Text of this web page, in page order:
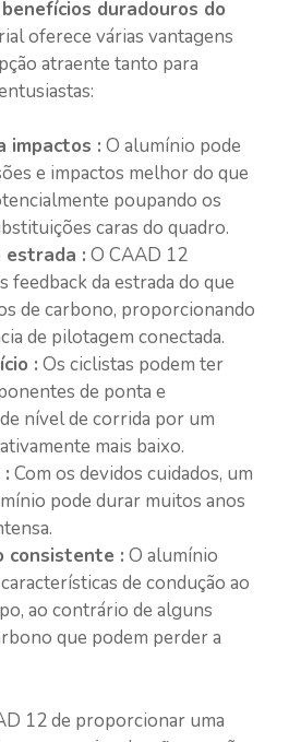
benefícios duradouros do
oferece várias vantagens
atraente tanto para
impactos : O alumínio pode
e impactos melhor do que
poupando os
caras do quadro.
estrada : O CAAD 12
feedback da estrada do que
de carbono, proporcionando
de pilotagem conectada.
: Os ciclistas podem ter
de ponta e
nível de corrida por um
mais baixo.
Com os devidos cuidados, um
pode durar muitos anos
consistente : O alumínio
de condução ao
ao contrário de alguns
que podem perder a
12 de proporcionar uma